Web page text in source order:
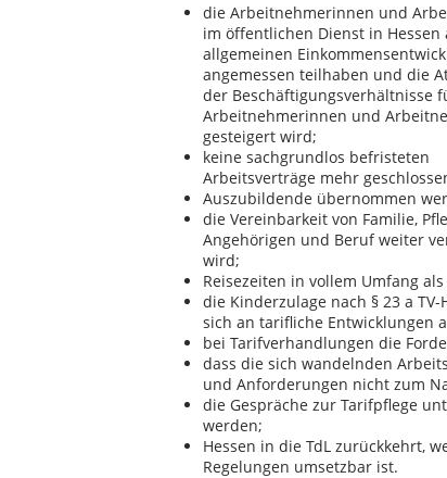
die Arbeitnehmerinnen und
im öffentlichen Dienst in Hessen
allgemeinen
angemessen teilhaben und die
der Beschäftigungsverhältnisse
Arbeitnehmerinnen und
gesteigert wird;
keine sachgrundlos befristeten
Arbeitsverträge mehr
Auszubildende übernommen
die Vereinbarkeit von Familie,
Angehörigen und Beruf weiter
wird;
Reisezeiten in vollem Umfang
die Kinderzulage nach § 23 a
sich an tarifliche Entwicklungen
bei Tarifverhandlungen die
dass die sich wandelnden
und Anforderungen nicht zum
die Gespräche zur Tarifpflege
werden;
Hessen in die TdL zurückkehrt,
Regelungen umsetzbar ist.